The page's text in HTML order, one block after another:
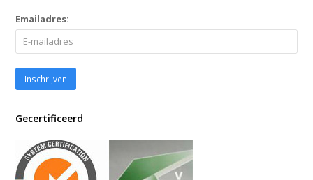
Emailadres:
Gecertificeerd